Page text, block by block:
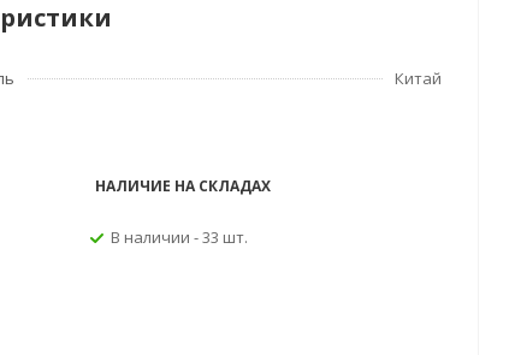
Китай
НАЛИЧИЕ НА СКЛАДАХ
В наличии - 33 шт.